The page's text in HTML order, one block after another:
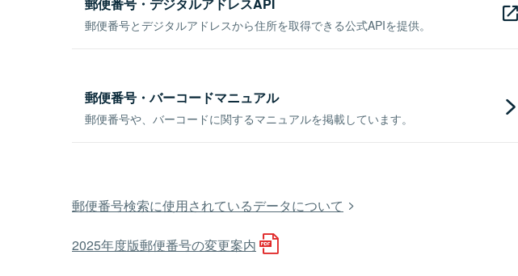
郵便番号とデジタルアドレスから住所を取得できる公式APIを提供。
郵便番号・バーコードマニュアル
郵便番号や、バーコードに関するマニュアルを掲載しています。
郵便番号検索に使用されているデータについて
2025年度版郵便番号の変更案内